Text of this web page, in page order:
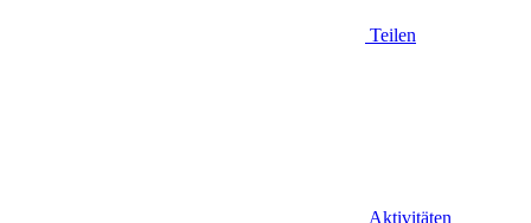
Teilen
Aktivitäten